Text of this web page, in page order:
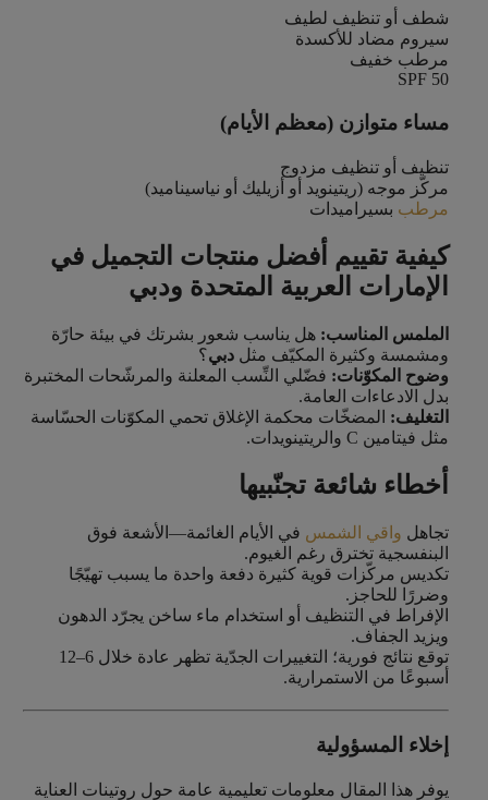
شطف أو تنظيف لطيف
سيروم مضاد للأكسدة
مرطب خفيف
SPF 50
مساء متوازن (معظم الأيام)
تنظيف أو تنظيف مزدوج
مركّز موجه (ريتينويد أو أزيليك أو نياسيناميد)
مرطب بسيراميدات
كيفية تقييم أفضل منتجات التجميل في
الإمارات العربية المتحدة ودبي
الملمس المناسب: هل يناسب شعور بشرتك في بيئة حارّة
ومشمسة وكثيرة المكيّف مثل دبي؟
وضوح المكوّنات: فضّلي النِّسب المعلنة والمرشّحات المختبرة
بدل الادعاءات العامة.
التغليف: المضخّات محكمة الإغلاق تحمي المكوّنات الحسّاسة
مثل فيتامين C والريتينويدات.
أخطاء شائعة تجنّبيها
تجاهل واقي الشمس في الأيام الغائمة—الأشعة فوق
البنفسجية تخترق رغم الغيوم.
تكديس مركّزات قوية كثيرة دفعة واحدة ما يسبب تهيّجًا
وضررًا للحاجز.
الإفراط في التنظيف أو استخدام ماء ساخن يجرّد الدهون
ويزيد الجفاف.
توقع نتائج فورية؛ التغييرات الجدّية تظهر عادة خلال 6–12
أسبوعًا من الاستمرارية.
إخلاء المسؤولية
يوفر هذا المقال معلومات تعليمية عامة حول روتينات العناية